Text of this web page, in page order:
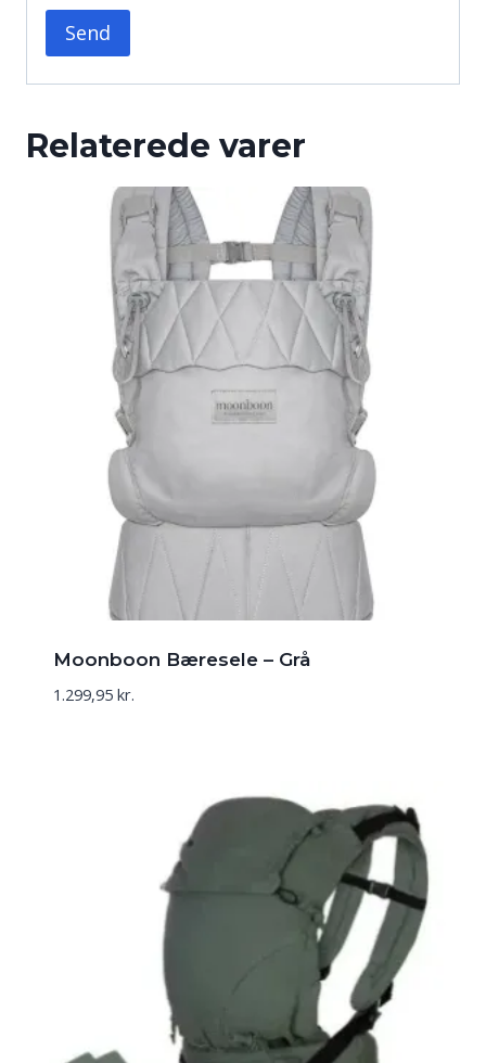
Relaterede varer
Moonboon Bæresele – Grå
1.299,95 kr.